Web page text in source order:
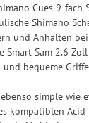
Cues 9-fach
Shimano
und Anhalten
Smart Sam 2.6 Zoll
und bequeme
simple wie
kompatiblen Acid